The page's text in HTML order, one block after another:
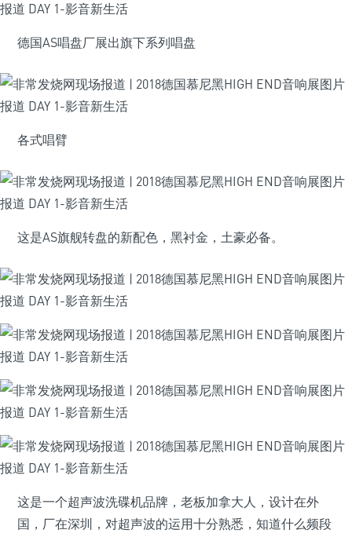
德国AS唱盘厂展出旗下系列唱盘
各式唱臂
这是AS旗舰转盘的新配色，黑衬金，土豪必备。
这是一个超声波洗碟机品牌，老板加拿大人，设计在外
国，厂在深圳，对超声波的运用十分熟悉，知道什么频段